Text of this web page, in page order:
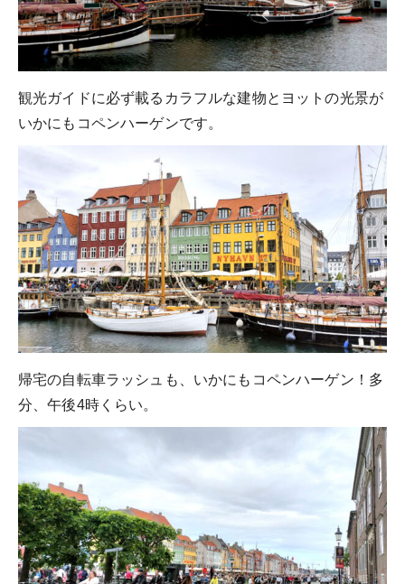
観光ガイドに必ず載るカラフルな建物とヨットの光景が
いかにもコペンハーゲンです。
帰宅の自転車ラッシュも、いかにもコペンハーゲン！多
分、午後4時くらい。